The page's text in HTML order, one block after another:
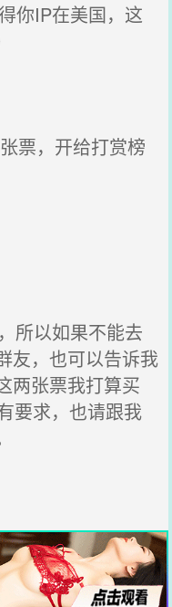
IP在美国，这
，开给打赏榜
以如果不能去
友，也可以告诉我
两张票我打算买
要求，也请跟我